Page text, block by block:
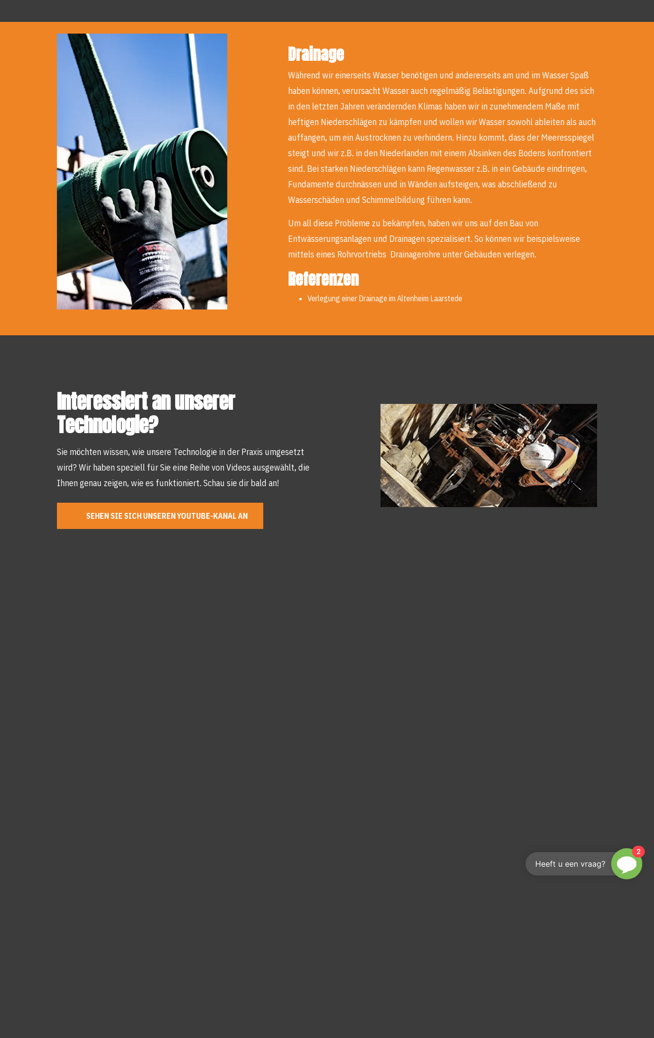
Drainage
Während wir einerseits Wasser benötigen und andererseits am und im Wasser Spaß
haben können, verursacht Wasser auch regelmäßig Belästigungen. Aufgrund des sich
in den letzten Jahren verändernden Klimas haben wir in zunehmendem Maße mit
heftigen Niederschlägen zu kämpfen und wollen wir Wasser sowohl ableiten als auch
auffangen, um ein Austrocknen zu verhindern. Hinzu kommt, dass der Meeresspiegel
steigt und wir z.B. in den Niederlanden mit einem Absinken des Bodens konfrontiert
sind. Bei starken Niederschlägen kann Regenwasser z.B. in ein Gebäude eindringen,
Fundamente durchnässen und in Wänden aufsteigen, was abschließend zu
Wasserschäden und Schimmelbildung führen kann.
Um all diese Probleme zu bekämpfen, haben wir uns auf den Bau von
Entwässerungsanlagen und Drainagen spezialisiert. So können wir beispielsweise
mittels eines Rohrvortriebs Drainagerohre unter Gebäuden verlegen.
Referenzen
Verlegung einer Drainage im Altenheim Laarstede
Interessiert an unserer
Technologie?
Sie möchten wissen, wie unsere Technologie in der Praxis umgesetzt
wird? Wir haben speziell für Sie eine Reihe von Videos ausgewählt, die
Ihnen genau zeigen, wie es funktioniert. Schau sie dir bald an!
SEHEN SIE SICH UNSEREN YOUTUBE-KANAL AN
Heeft u een vraag?
2